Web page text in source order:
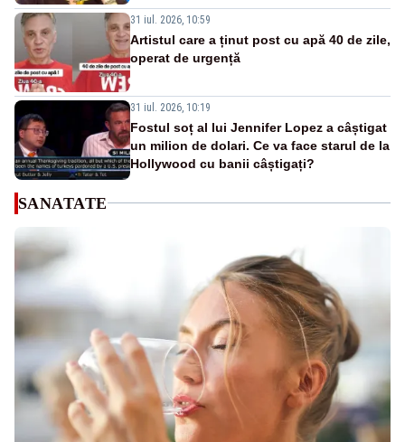
31 iul. 2026, 10:59
Artistul care a ținut post cu apă 40 de zile,
operat de urgență
31 iul. 2026, 10:19
Fostul soț al lui Jennifer Lopez a câștigat
un milion de dolari. Ce va face starul de la
Hollywood cu banii câștigați?
SANATATE